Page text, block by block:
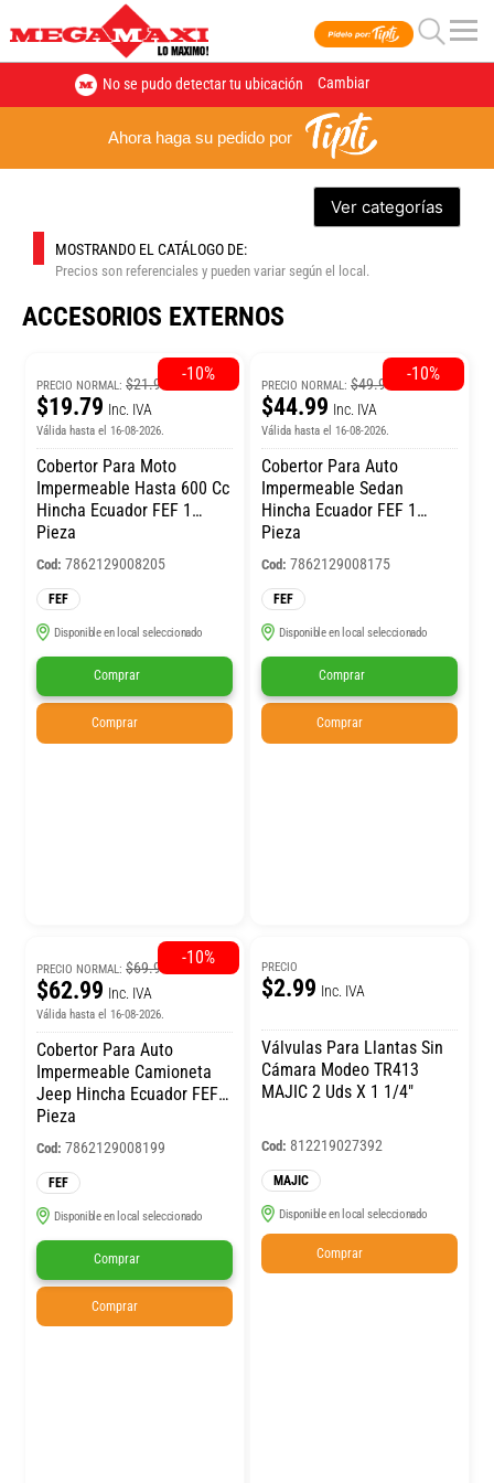
No se pudo detectar tu ubicación Cambiar
Ahora haga su pedido por
Ver categorías
MOSTRANDO EL CATÁLOGO DE:
Precios son referenciales y pueden variar según el local.
ACCESORIOS EXTERNOS
PRECIO NORMAL:$21.99
$19.79 Inc. IVA
Válida hasta el 16-08-2026.
Cobertor Para Moto
Impermeable Hasta 600 Cc
Hincha Ecuador FEF 1
Pieza
Cod: 7862129008205
FEF
Disponible en local seleccionado
Comprar
Comprar
-10%
PRECIO NORMAL: $49.99
$44.99 Inc. IVA
Válida hasta el 16-08-2026.
Cobertor Para Auto
Impermeable Sedan
Hincha Ecuador FEF 1
Pieza
Cod: 7862129008175
FEF
Disponible en local seleccionado
Comprar
Comprar
-10%
PRECIO NORMAL:$69.99
$62.99 Inc. IVA
Válida hasta el 16-08-2026.
Cobertor Para Auto
Impermeable Camioneta
Jeep Hincha Ecuador FEF 1
Pieza
Cod: 7862129008199
FEF
Disponible en local seleccionado
Comprar
Comprar
-10% PRECIO
$2.99 Inc. IVA
Válvulas Para Llantas Sin
Cámara Modeo TR413
MAJIC 2 Uds X 1 1/4″
Cod: 812219027392
MAJIC
Disponible en local seleccionado
Comprar